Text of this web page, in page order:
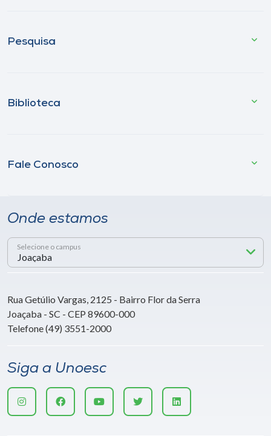
Pesquisa
Biblioteca
Fale Conosco
Onde estamos
Selecione o campus
Rua Getúlio Vargas, 2125 - Bairro Flor da Serra
Joaçaba - SC - CEP 89600-000
Telefone (49) 3551-2000
Siga a Unoesc